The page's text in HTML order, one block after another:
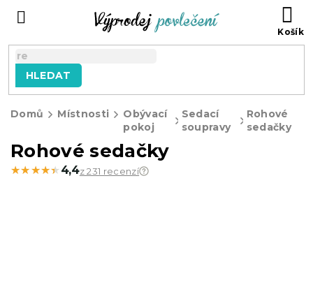
HLEDAT
Domů Místnosti
Obývací
pokoj
Sedací
soupravy
Rohové
sedačky
Rohové sedačky
★★★★★
★★★★★ 4,4z 231 recenzí